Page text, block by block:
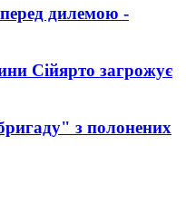
дилемою -
Сійярто загрожує
з полонених